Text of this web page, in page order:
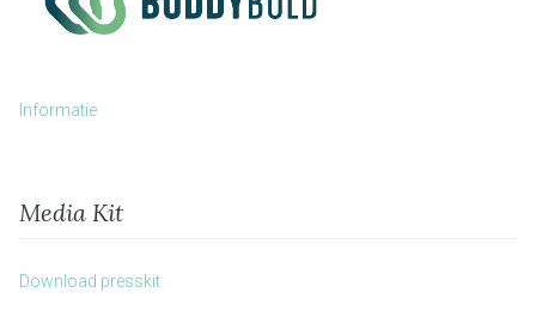
Informatie
Media Kit
Download presskit